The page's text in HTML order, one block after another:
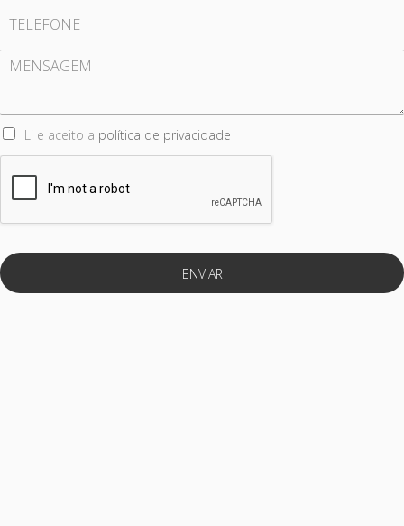
Li e aceito a política de privacidade
ENVIAR